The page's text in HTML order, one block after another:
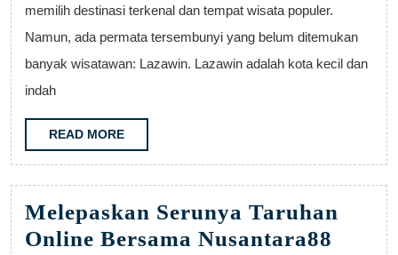
dalam
Perjalanan:
Lazawin
memilih destinasi terkenal dan tempat wisata populer.
Namun, ada permata tersembunyi yang belum ditemukan
banyak wisatawan: Lazawin. Lazawin adalah kota kecil dan
indah
READ MOREREAD
MORE
Melepaskan Serunya Taruhan
Online Bersama Nusantara88